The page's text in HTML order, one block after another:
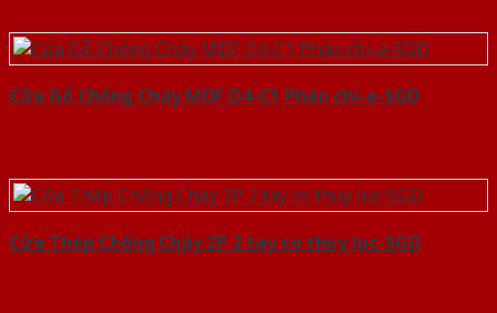
Cửa Gỗ Chống Cháy MDF O4-C1 Phào chi-a-SGD
Cửa Thép Chống Cháy 2P 2 tay co thuy luc-SGD